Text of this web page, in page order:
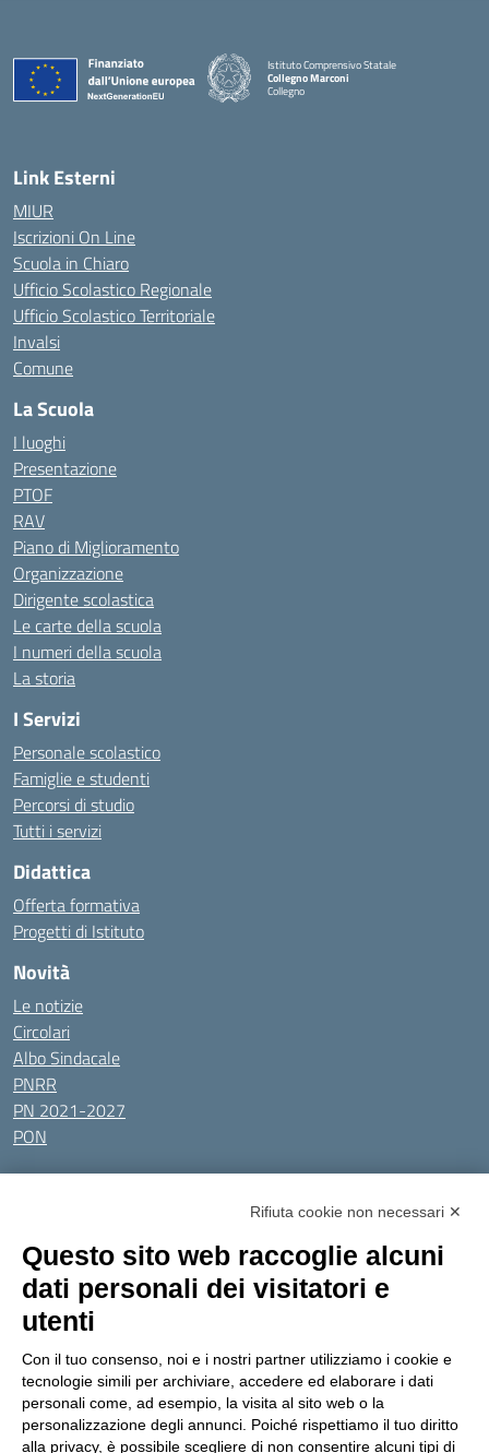
Istituto Comprensivo Statale
Collegno Marconi
Collegno
Link Esterni
MIUR
Iscrizioni On Line
Scuola in Chiaro
Ufficio Scolastico Regionale
Ufficio Scolastico Territoriale
Invalsi
Comune
La Scuola
I luoghi
Presentazione
PTOF
RAV
Piano di Miglioramento
Organizzazione
Dirigente scolastica
Le carte della scuola
I numeri della scuola
La storia
I Servizi
Personale scolastico
Famiglie e studenti
Percorsi di studio
Tutti i servizi
Didattica
Offerta formativa
Progetti di Istituto
Novità
Le notizie
Circolari
Albo Sindacale
PNRR
PN 2021-2027
PON
Tutti gli argomenti
Amministrazione Trasparente
Privacy Policy
Dichiarazione di accessibilitàObiettivi di accessibilità
Seguici su:
Indirizzo:Via Gaetano Donizetti 30, Collegno
Centralino:0114053925 Email: toic8cg002@istruzione.it
Posta elettronica certificata (PEC):toic8cg002@pec.istruzione.it
Rifiuta cookie non necessari ✕
Questo sito web raccoglie alcuni
dati personali dei visitatori e
utenti
Con il tuo consenso, noi e i nostri partner utilizziamo i cookie e
tecnologie simili per archiviare, accedere ed elaborare i dati
personali come, ad esempio, la visita al sito web o la
personalizzazione degli annunci. Poiché rispettiamo il tuo diritto
alla privacy, è possibile scegliere di non consentire alcuni tipi di